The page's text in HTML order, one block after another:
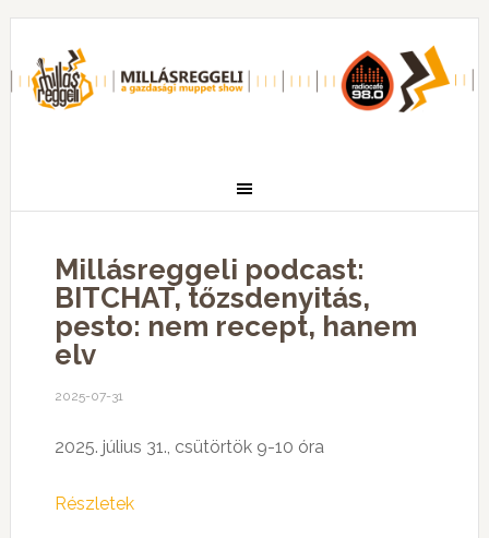
Millásreggeli podcast:
BITCHAT, tőzsdenyitás,
pesto: nem recept, hanem
elv
2025-07-31
2025. július 31., csütörtök 9-10 óra
Részletek